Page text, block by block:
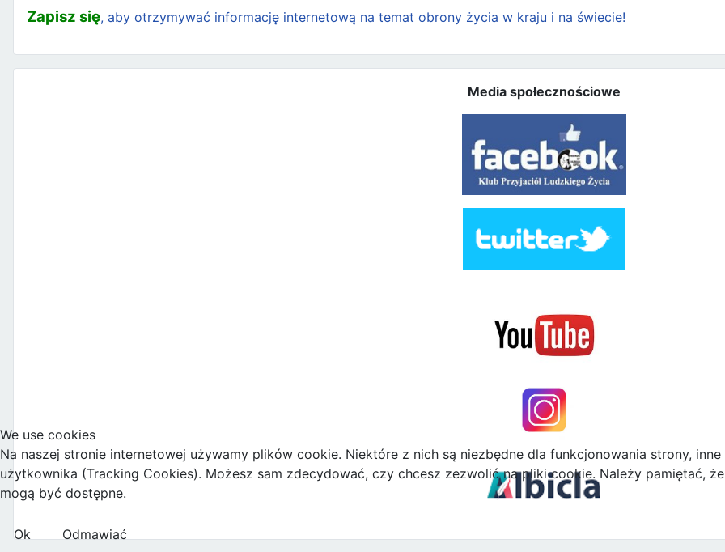
Zapisz się, aby otrzymywać informację internetową na temat obrony życia w kraju i na świecie!
Media społecznościowe
We use cookies
Na naszej stronie internetowej używamy plików cookie. Niektóre z nich są niezbędne dla funkcjonowania strony,
użytkownika (Tracking Cookies). Możesz sam zdecydować, czy chcesz zezwolić na pliki cookie. Należy pamiętać,
mogą być dostępne.
Ok
Odmawiać